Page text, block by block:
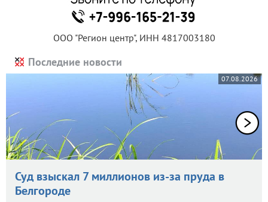
ООО "Регион центр", ИНН 4817003180
Последние новости
07.08.2026
Суд взыскал 7 миллионов из-за пруда в
Белгороде